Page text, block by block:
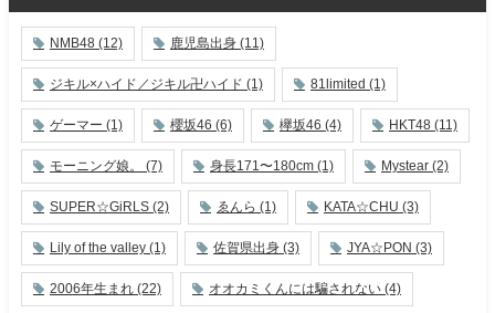
NMB48 (12) 鹿児島出身 (11)
ジキル×ハイド／ジキル卍ハイド (1) 81limited (1)
ゲーマー (1) 櫻坂46 (6) 欅坂46 (4) HKT48 (11)
モーニング娘。 (7) 身長171〜180cm (1) Mystear (2)
SUPER☆GiRLS (2) ゑんら (1) KATA☆CHU (3)
Lily of the valley (1) 佐賀県出身 (3) JYA☆PON (3)
2006年生まれ (22) オオカミくんには騙されない (4)